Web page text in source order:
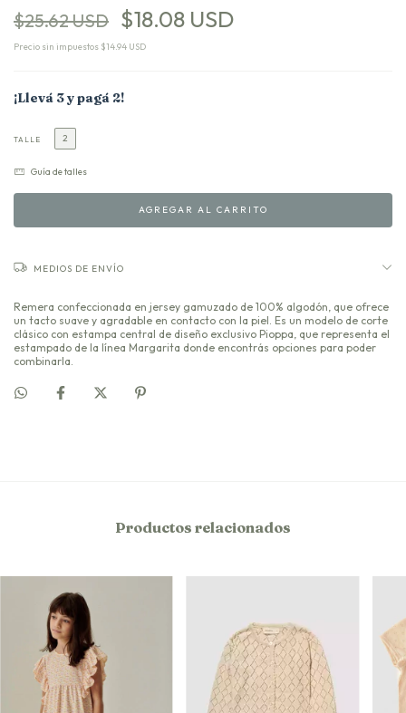
$25.62 USD $18.08 USD
Precio sin impuestos $14.94 USD
¡Llevá 3 y pagá 2!
TALLE 2
Guía de talles
MEDIOS DE ENVÍO
Remera confeccionada en jersey gamuzado de 100% algodón, que ofrece
un tacto suave y agradable en contacto con la piel. Es un modelo de corte
clásico con estampa central de diseño exclusivo Pioppa, que representa el
estampado de la línea Margarita donde encontrás opciones para poder
combinarla.
Productos relacionados